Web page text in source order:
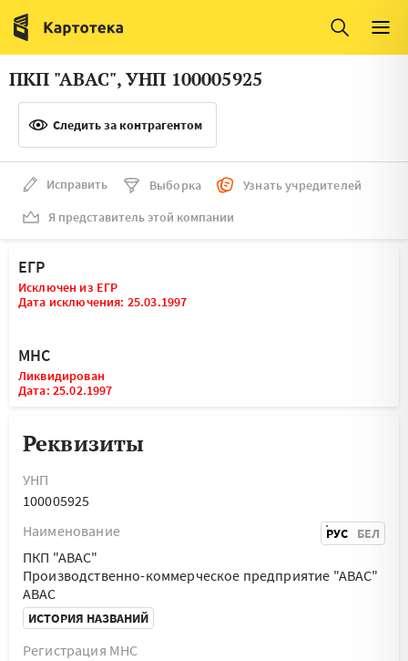
Италия
Люксембург
Литва
Нидерланды
ПКП "АВАС", УНП 100005925
Следить за контрагентом
Исправить Выборка
Узнать учредителей
Я представитель этой компании
ЕГР
Исключен из ЕГР
Дата исключения: 25.03.1997
МНС
Ликвидирован
Дата: 25.02.1997
Реквизиты
УНП
100005925
Наименование
РУС БЕЛ
ПКП "АВАС"
Производственно-коммерческое предприятие "АВАС"
АВАС
ИСТОРИЯ НАЗВАНИЙ
Регистрация МНС